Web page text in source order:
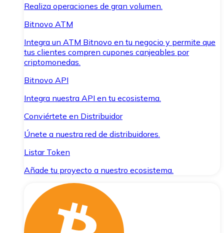
Realiza operaciones de gran volumen.
Bitnovo ATM
Integra un ATM Bitnovo en tu negocio y permite que
tus clientes compren cupones canjeables por
criptomonedas.
Bitnovo API
Integra nuestra API en tu ecosistema.
Conviértete en Distribuidor
Únete a nuestra red de distribuidores.
Listar Token
Añade tu proyecto a nuestro ecosistema.